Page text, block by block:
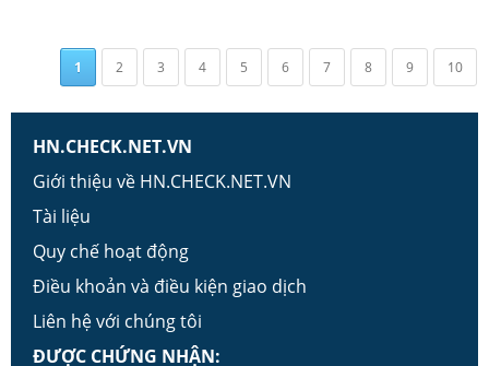
1 2 3 4 5 6 7 8 9 10
HN.CHECK.NET.VN
Giới thiệu về HN.CHECK.NET.VN
Tài liệu
Quy chế hoạt động
Điều khoản và điều kiện giao dịch
Liên hệ với chúng tôi
ĐƯỢC CHỨNG NHẬN: